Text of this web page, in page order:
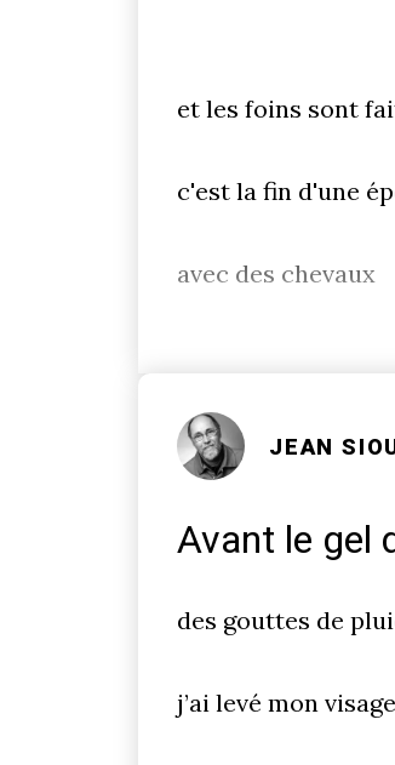
et les foins sont
c'est la fin d'une
avec des chevaux
JEAN
Avant le gel
des gouttes de
j’ai levé mon